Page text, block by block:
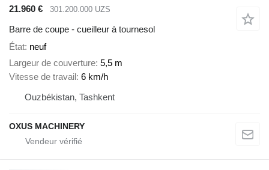
21.960 €
301.200.000 UZS
Barre de coupe - cueilleur à tournesol
État neuf
Largeur de couverture 5,5 m
Vitesse de travail 6 km/h
Ouzbékistan, Tashkent
OXUS MACHINERY